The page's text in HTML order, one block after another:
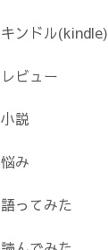
キンドル(kindle)
レビュー
小説
悩み
語ってみた